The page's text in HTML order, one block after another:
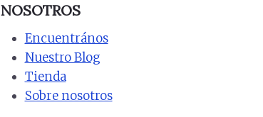
NOSOTROS
Encuentrános
Nuestro Blog
Tienda
Sobre nosotros